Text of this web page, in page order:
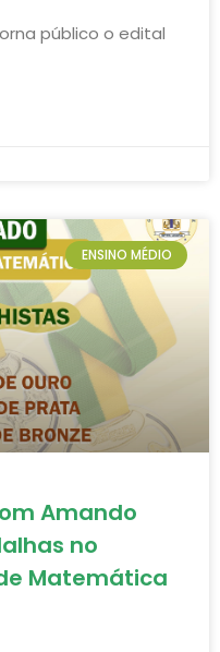
público o edital
ENSINO MÉDIO
Amando
no
Matemática